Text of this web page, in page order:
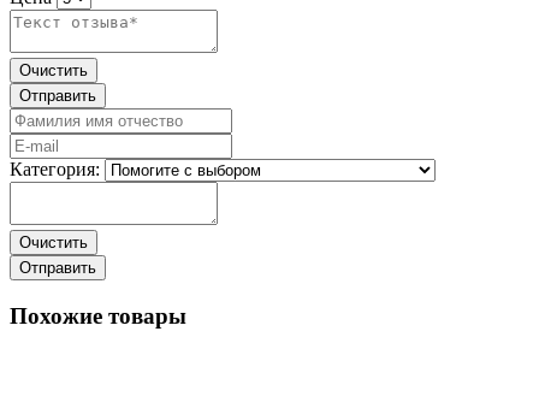
Категория:
Похожие товары